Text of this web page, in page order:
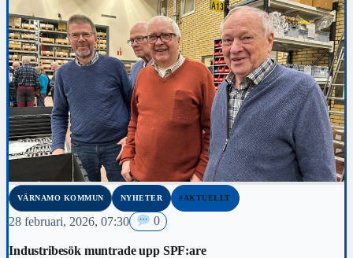
VÄRNAMO KOMMUN NYHETER #AKTUELLT
28 februari, 2026, 07:30 0
Industribesök muntrade upp SPF:are